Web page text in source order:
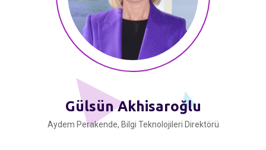
Gülsün Akhisaroğlu
Aydem Perakende, Bilgi Teknolojileri Direktörü